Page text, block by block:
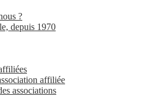
?
depuis 1970
affiliée
associations